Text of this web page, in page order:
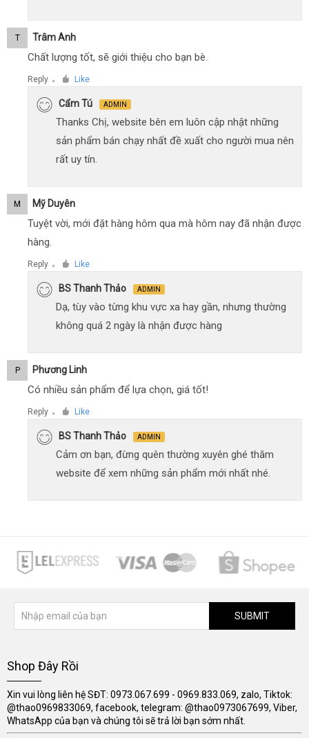
T Trâm Anh
Chất lượng tốt, sẽ giới thiệu cho bạn bè.
Reply ● Like
Cẩm Tú ADMIN
Thanks Chị, website bên em luôn cập nhật những
sản phẩm bán chạy nhất đề xuất cho người mua nên
rất uy tín.
M Mỹ Duyên
Tuyệt vời, mới đặt hàng hôm qua mà hôm nay đã nhận được
hàng.
Reply ● Like
BS Thanh Thảo ADMIN
Dạ, tùy vào từng khu vực xa hay gần, nhưng thường
không quá 2 ngày là nhận được hàng
P Phương Linh
Có nhiều sản phẩm để lựa chọn, giá tốt!
Reply ● Like
BS Thanh Thảo ADMIN
Cảm ơn bạn, đừng quên thường xuyên ghé thăm
website để xem những sản phẩm mới nhất nhé.
SUBMIT
Shop Đây Rồi
Xin vui lòng liên hệ SĐT: 0973.067.699 - 0969.833.069, zalo, Tiktok:
@thao0969833069, facebook, telegram: @thao0973067699, Viber,
WhatsApp của bạn và chúng tôi sẽ trả lời bạn sớm nhất.